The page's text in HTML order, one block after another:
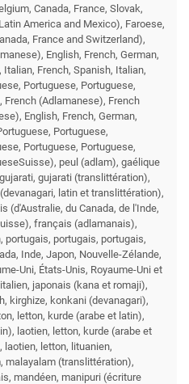
Canada, France, Slovak,
America and Mexico), Faroese,
France and Switzerland),
English, French, German,
French, Spanish, Italian,
Portuguese, Portuguese,
(Adlamanese), French
English, French, German,
Portuguese,
Portuguese, Portuguese,
peul (adlam), gaélique
gujarati (translittération),
latin et translittération),
(d'Australie, du Canada, de l'Inde,
français (adlamanais),
portugais, portugais,
Inde, Japon, Nouvelle-Zélande,
Uni, États-Unis, Royaume-Uni et
japonais (kana et romaji),
kirghize, konkani (devanagari),
letton, kurde (arabe et latin),
laotien, letton, kurde (arabe et
laotien, letton, lituanien,
malayalam (translittération),
mandéen, manipuri (écriture